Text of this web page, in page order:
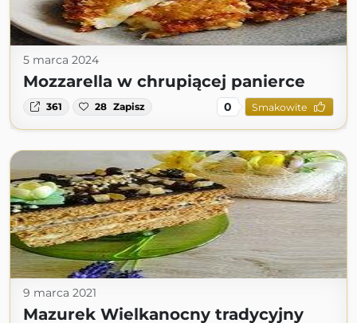
5 marca 2024
Mozzarella w chrupiącej panierce
361 28 Zapisz 0 Smakowite
9 marca 2021
Mazurek Wielkanocny tradycyjny